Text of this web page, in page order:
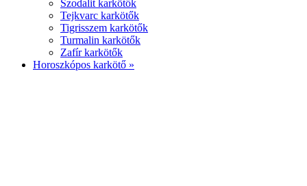
Szodalit karkötők
Tejkvarc karkötők
Tigrisszem karkötők
Turmalin karkötők
Zafír karkötők
Horoszkópos karkötő »